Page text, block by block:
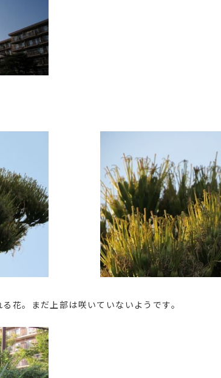
花。まだ上部は咲いていないようです。